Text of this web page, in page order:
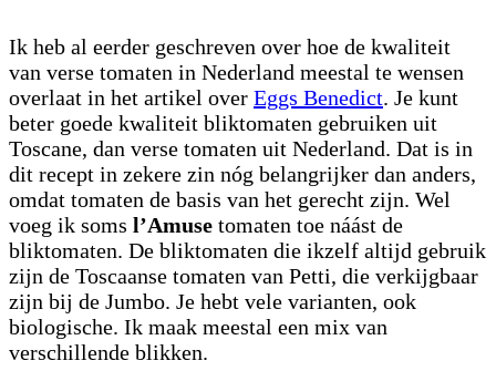
Ik heb al eerder geschreven over hoe de kwaliteit
van verse tomaten in Nederland meestal te wensen
overlaat in het artikel over Eggs Benedict. Je kunt
beter goede kwaliteit bliktomaten gebruiken uit
Toscane, dan verse tomaten uit Nederland. Dat is in
dit recept in zekere zin nóg belangrijker dan anders,
omdat tomaten de basis van het gerecht zijn. Wel
voeg ik soms l’Amuse tomaten toe náást de
bliktomaten. De bliktomaten die ikzelf altijd gebruik
zijn de Toscaanse tomaten van Petti, die verkijgbaar
zijn bij de Jumbo. Je hebt vele varianten, ook
biologische. Ik maak meestal een mix van
verschillende blikken.